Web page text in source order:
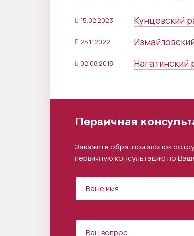
15.02.2023 Кунцевский
25.11.2022
02.08.2018 Нагатинский
Первичная
Закажите обратной звонок
первичную консультацию по